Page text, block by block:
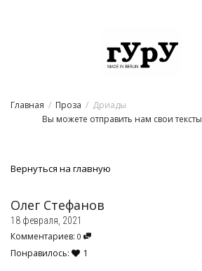
Главная Проза
Дриады
Вы можете отправить нам свои тексты
Вернуться на главную
Олег Стефанов
18 февраля, 2021
Комментариев: 0
Понравилось:
1